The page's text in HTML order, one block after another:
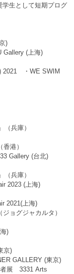
生として短期プログ
)
(上海)
2021 ・WE SWIM
兵庫）
港）
Gallery (台北)
兵庫）
2023 (上海)
2021(上海)
ョグジャカルタ）
)
京)
GALLERY (東京)
展 3331 Arts